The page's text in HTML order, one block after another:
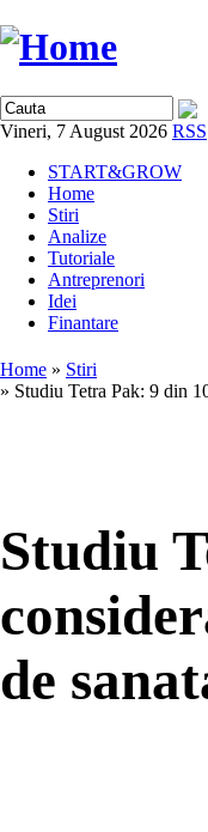
Vineri, 7 August 2026 RSS
START&GROW
Home
Stiri
Analize
Tutoriale
Antreprenori
Idei
Finantare
Home » Stiri
» Studiu Tetra Pak: 9 din
Studiu
de